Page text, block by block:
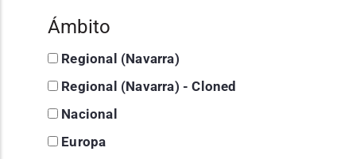
Ámbito
Regional (Navarra)
Regional (Navarra) - Cloned
Nacional
Europa